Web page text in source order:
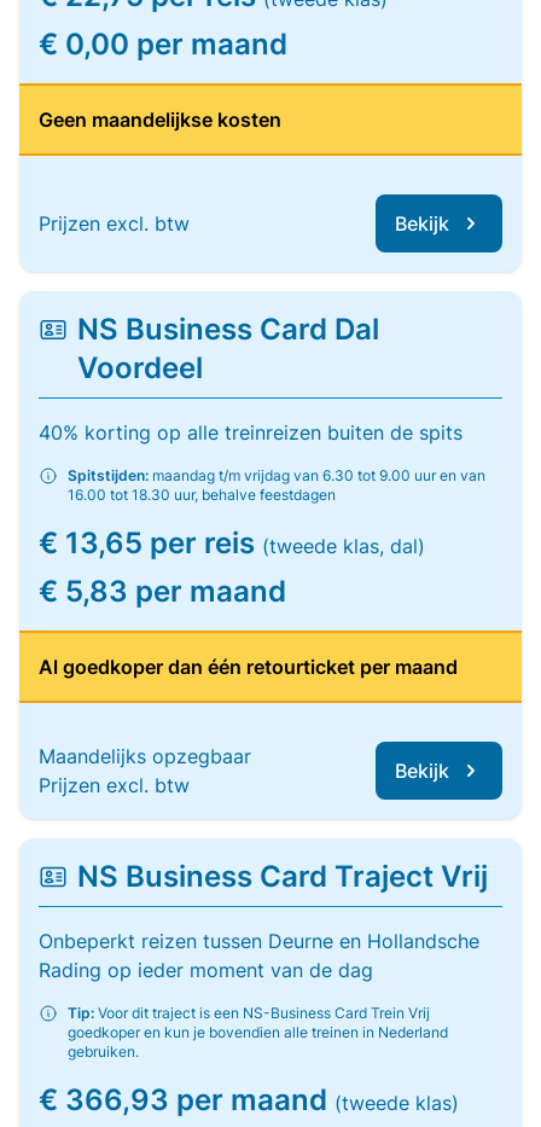
€ 0,00 per maand
Geen maandelijkse kosten
Prijzen excl. btw Bekijk
NS Business Card Dal
Voordeel
40% korting op alle treinreizen buiten de spits
Spitstijden: maandag t/m vrijdag van 6.30 tot 9.00 uur en van
16.00 tot 18.30 uur, behalve feestdagen
€ 13,65 per reis (tweede klas, dal)
€ 5,83 per maand
Al goedkoper dan één retourticket per maand
Maandelijks opzegbaar
Prijzen excl. btw
Bekijk
NS Business Card Traject Vrij
Onbeperkt reizen tussen Deurne en Hollandsche
Rading op ieder moment van de dag
Tip: Voor dit traject is een NS-Business Card Trein Vrij
goedkoper en kun je bovendien alle treinen in Nederland
gebruiken.
€ 366,93 per maand (tweede klas)